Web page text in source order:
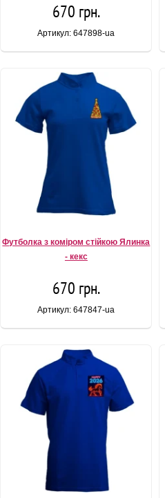
670 грн.
Артикул: 647898-ua
Футболка з коміром стійкою Ялинка
- кекс
670 грн.
Артикул: 647847-ua